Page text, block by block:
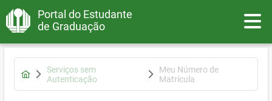
Portal do Estudante
de Graduação
Serviços sem
Autenticação
Meu Número de
Matrícula